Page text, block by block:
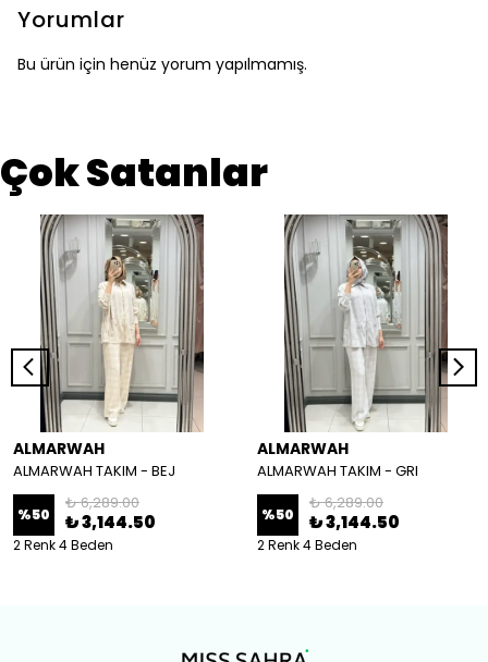
Yorumlar
Bu ürün için henüz yorum yapılmamış.
Çok Satanlar
ALMARWAH
ALMARWAH TAKIM - BEJ
%50
₺ 6,289.00
₺ 3,144.50
2 Renk 4 Beden
ALMARWAH
ALMARWAH TAKIM - GRI
%50
₺ 6,289.00
₺ 3,144.50
2 Renk 4 Beden